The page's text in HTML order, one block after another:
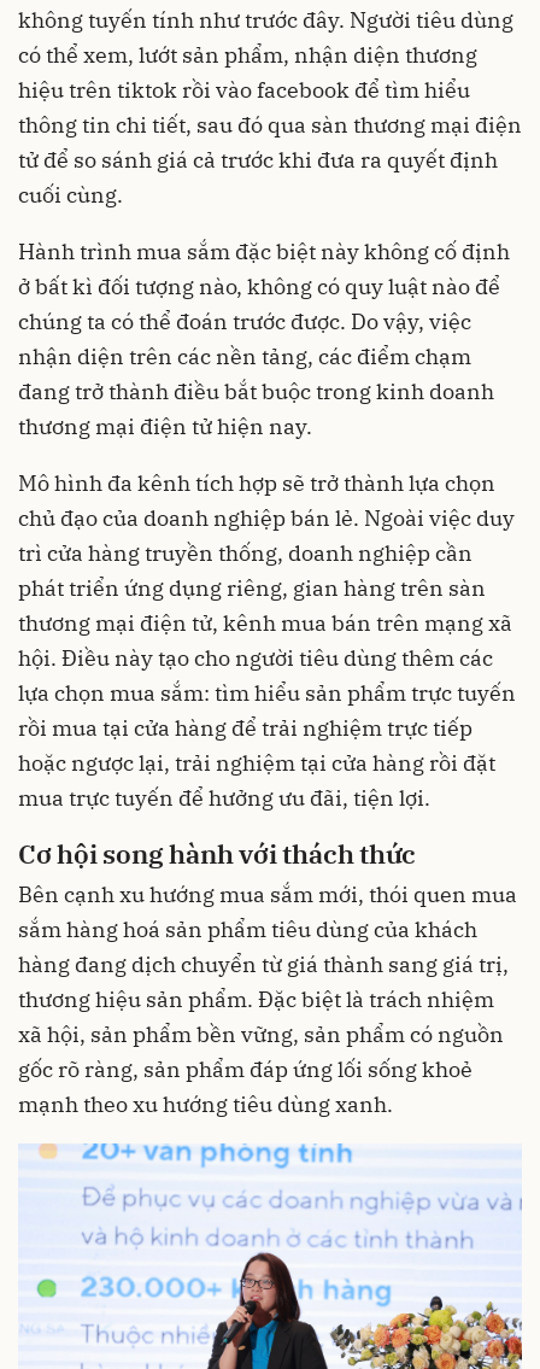
không tuyến tính như trước đây. Người tiêu dùng
có thể xem, lướt sản phẩm, nhận diện thương
hiệu trên tiktok rồi vào facebook để tìm hiểu
thông tin chi tiết, sau đó qua sàn thương mại điện
tử để so sánh giá cả trước khi đưa ra quyết định
cuối cùng.
Hành trình mua sắm đặc biệt này không cố định
ở bất kì đối tượng nào, không có quy luật nào để
chúng ta có thể đoán trước được. Do vậy, việc
nhận diện trên các nền tảng, các điểm chạm
đang trở thành điều bắt buộc trong kinh doanh
thương mại điện tử hiện nay.
Mô hình đa kênh tích hợp sẽ trở thành lựa chọn
chủ đạo của doanh nghiệp bán lẻ. Ngoài việc duy
trì cửa hàng truyền thống, doanh nghiệp cần
phát triển ứng dụng riêng, gian hàng trên sàn
thương mại điện tử, kênh mua bán trên mạng xã
hội. Điều này tạo cho người tiêu dùng thêm các
lựa chọn mua sắm: tìm hiểu sản phẩm trực tuyến
rồi mua tại cửa hàng để trải nghiệm trực tiếp
hoặc ngược lại, trải nghiệm tại cửa hàng rồi đặt
mua trực tuyến để hưởng ưu đãi, tiện lợi.
Cơ hội song hành với thách thức
Bên cạnh xu hướng mua sắm mới, thói quen mua
sắm hàng hoá sản phẩm tiêu dùng của khách
hàng đang dịch chuyển từ giá thành sang giá trị,
thương hiệu sản phẩm. Đặc biệt là trách nhiệm
xã hội, sản phẩm bền vững, sản phẩm có nguồn
gốc rõ ràng, sản phẩm đáp ứng lối sống khoẻ
mạnh theo xu hướng tiêu dùng xanh.